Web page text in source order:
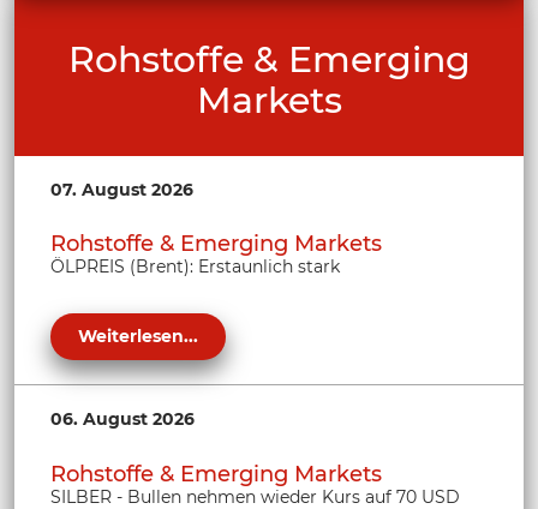
Rohstoffe & Emerging
Markets
07. August 2026
Rohstoffe & Emerging Markets
ÖLPREIS (Brent): Erstaunlich stark
Weiterlesen...
06. August 2026
Rohstoffe & Emerging Markets
SILBER - Bullen nehmen wieder Kurs auf 70 USD